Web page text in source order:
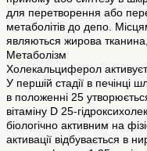
для перетворення або
метаболітів до депо.
являються жирова
Метаболізм
Холекальциферол
У першій стадії в печінці
в положенні 25
вітаміну D 25-
біологічно активним на
активації відбувається в